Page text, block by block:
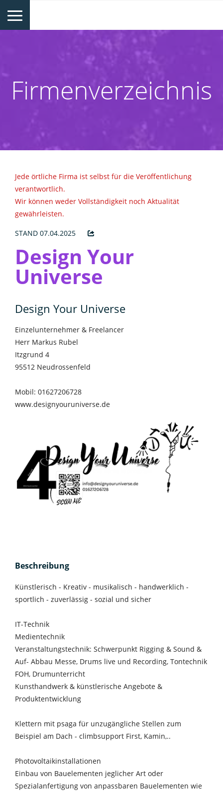
Firmenverzeichnis
Jede örtliche Firma ist selbst für die Veröffentlichung
verantwortlich.
Wir können weder Vollständigkeit noch Aktualität
gewährleisten.
STAND 07.04.2025
Design Your
Universe
Design Your Universe
Einzelunternehmer & Freelancer
Herr Markus Rubel
Itzgrund 4
95512 Neudrossenfeld
Mobil: 01627206728
www.designyouruniverse.de
Beschreibung
Künstlerisch - Kreativ - musikalisch - handwerklich -
sportlich - zuverlässig - sozial und sicher
IT-Technik
Medientechnik
Veranstaltungstechnik: Schwerpunkt Rigging & Sound &
Auf- Abbau Messe, Drums live und Recording, Tontechnik
FOH, Drumunterricht
Kunsthandwerk & künstlerische Angebote &
Produktentwicklung
Klettern mit psaga für unzugängliche Stellen zum
Beispiel am Dach - climbsupport First, Kamin,..
Photovoltaikinstallationen
Einbau von Bauelementen jeglicher Art oder
Spezialanfertigung von anpassbaren Bauelementen wie